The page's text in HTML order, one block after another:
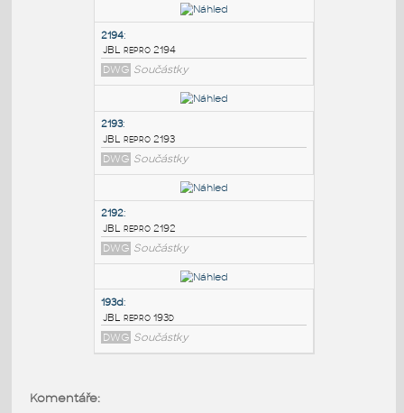
PODOBNÉ BLOKY:
2194:
JBL repro 2194
DWG
JBL repro 2193
DWG Součástky
Komentáře: